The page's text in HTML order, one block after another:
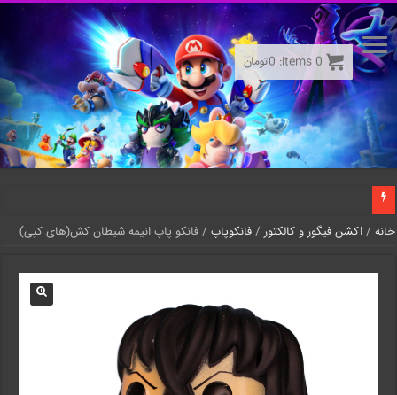
خانه /اکشن فیگور و کالکتور /فانکوپاپ / فانکو پاپ انیمه شیطان کش(های کپی)
0
items:
0تومان